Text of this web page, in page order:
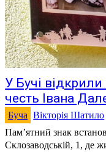
У Бучі
честь Івана
Буча Вікторія Шатило
Пам’ятний знак
Склозаводській, 1, де